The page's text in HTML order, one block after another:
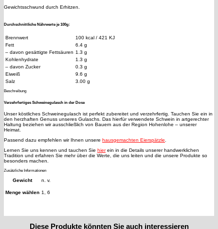
Gewichtsschwund durch Erhitzen.
Durchschnittliche Nährwerte je 100g:
Brennwert
100 kcal / 421 KJ
Fett
6.4 g
– davon gesättigte Fettsäuren 1.3 g
Kohlenhydrate
1.3 g
– davon Zucker
0.3 g
Eiweiß
9.6 g
Salz
3.00 g
Beschreibung
Verzehrfertiges Schweinegulasch in der Dose
Unser köstliches Schweinegulasch ist perfekt zubereitet und verzehrfertig. Tauchen Sie ein in
den herzhaften Genuss unseres Gulaschs. Das hierfür verwendete Schwein in artgerechter
Haltung beziehen wir ausschließlich von Bauern aus der Region Hohenlohe – unserer
Heimat.
Passend dazu empfehlen wir Ihnen unsere hausgemachten Eierspätzle.
Lernen Sie uns kennen und tauchen Sie hierein in die Details unserer handwerklichen
Tradition und erfahren Sie mehr über die Werte, die uns leiten und die unsere Produkte so
besonders machen.
Zusätzliche Informationen
Gewicht n. v.
Menge wählen 1, 6
Diese Produkte könnten Sie auch interessieren